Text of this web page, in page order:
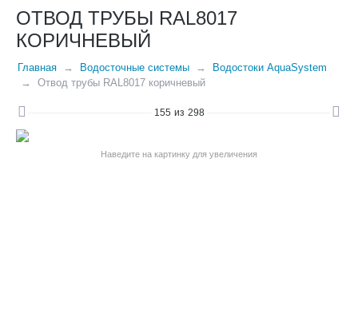
ОТВОД ТРУБЫ RAL8017
КОРИЧНЕВЫЙ
Главная Водосточные системы
Водостоки AquaSystem
Отвод трубы RAL8017 коричневый
155 из 298
Наведите на картинку для увеличения